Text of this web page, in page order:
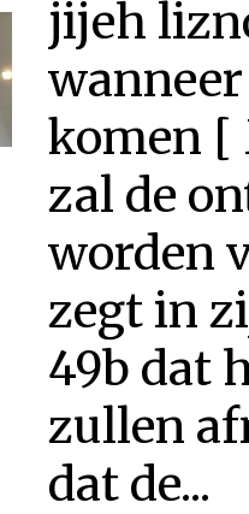
jijeh
komen [
zal de
worden
zegt in
49b dat
zullen
dat de...